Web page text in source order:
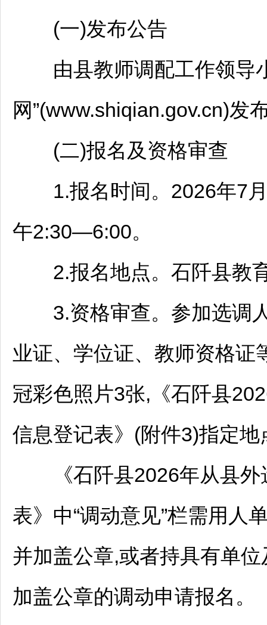
(一)发布公告
由县教师调配工作领导
网”(www.shiqian.gov.cn)发
(二)报名及资格审查
1.报名时间。2026年7
午2:30—6:00。
2.报名地点。 石阡县教
3.资格审查。参加选调人
业证、学位证、 教师资格证
冠彩色照片3张,《石阡县
信息登记表》(附件3)指定
《石阡县2026年从县外
表》中“调动意见”栏需用人
并加盖公章,或者持具有单
加盖公章的调动申请报名。